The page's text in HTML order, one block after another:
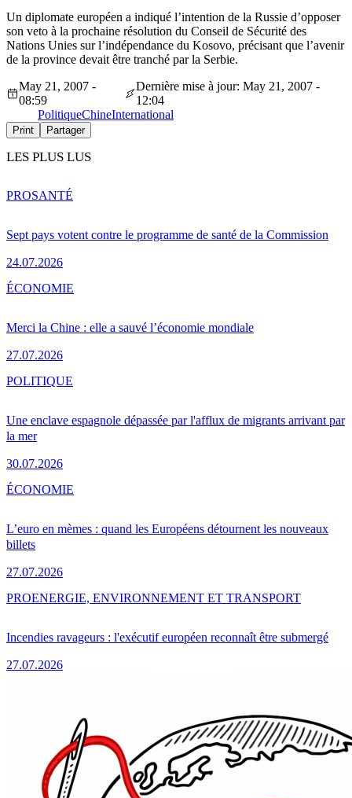
Un diplomate européen a indiqué l’intention de la Russie d’opposer
son veto à la prochaine résolution du Conseil de Sécurité des
Nations Unies sur l’indépendance du Kosovo, précisant que l’avenir
de la province devait être tranché par la Serbie.
May 21, 2007 -
08:59
Dernière mise à jour: May 21, 2007 -
12:04
PolitiqueChineInternational
Print Partager
LES PLUS LUS
Sept pays votent contre le programme de santé de la Commission
24.07.2026
PROSANTÉ
Merci la Chine : elle a sauvé l’économie mondiale
27.07.2026
ÉCONOMIE
Une enclave espagnole dépassée par l'afflux de migrants arrivant par
la mer
30.07.2026
POLITIQUE
L’euro en mèmes : quand les Européens détournent les nouveaux
billets
27.07.2026
ÉCONOMIE
Incendies ravageurs : l'exécutif européen reconnaît être submergé
27.07.2026
PROENERGIE, ENVIRONNEMENT ET TRANSPORT